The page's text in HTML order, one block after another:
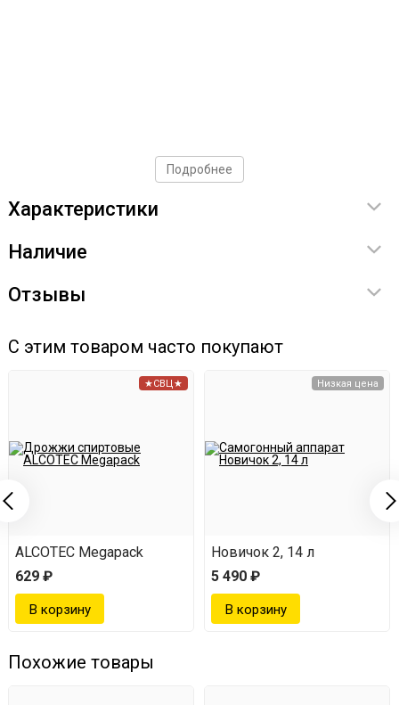
Подробнее
Характеристики
Наличие
Отзывы
С этим товаром часто покупают
★СВЦ★
ALCOTEC Megapack
629 ₽
Низкая цена
Новичок 2, 14 л
5 490 ₽
Похожие товары